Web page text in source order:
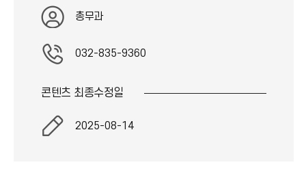
총무과
032-835-9360
콘텐츠 최종수정일
2025-08-14